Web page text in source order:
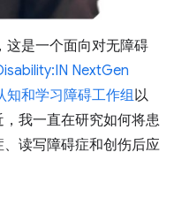
，这是一个面向对无障碍
NextGen
知和学习障碍工作组以
我一直在研究如何将患
读写障碍症和创伤后应